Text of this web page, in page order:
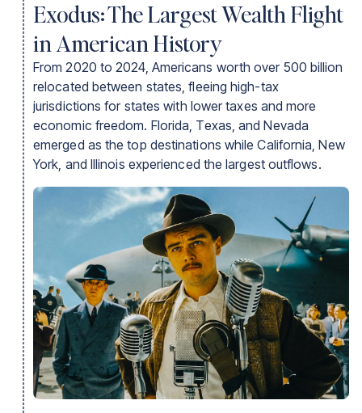
Alabama
1,500
Maine
Wisconsin
Rhode Island
900
Alaska
Indiana
900
Arkansas
Vermont
800
West Virginia
800
Delaware
800
800
Mississippi
700
700
Kentucky
Nebraska
New Mexico
500
North Dakota
0
Kansas
0
Missouri
Exodus: The Largest Wealth Flight
in American History
From 2020 to 2024, Americans worth over 500 billion
relocated between states, fleeing high-tax
jurisdictions for states with lower taxes and more
economic freedom. Florida, Texas, and Nevada
emerged as the top destinations while California, New
York, and Illinois experienced the largest outflows.